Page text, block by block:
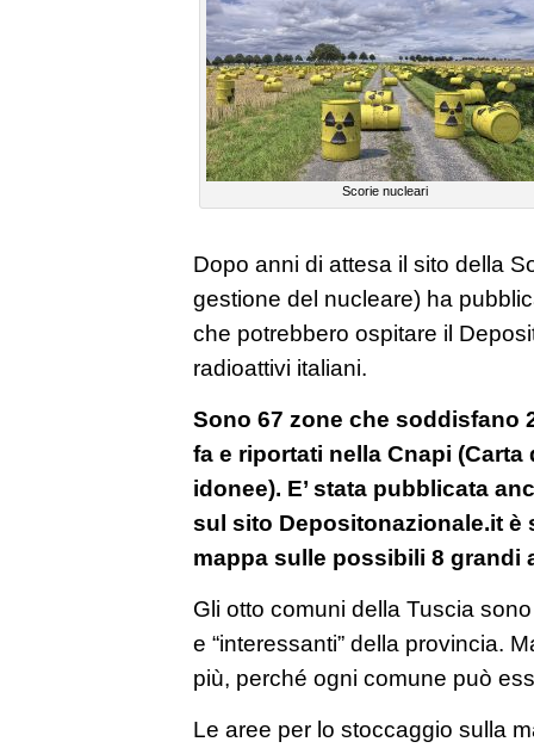
Scorie nucleari
Dopo anni di attesa il sito della
gestione del nucleare) ha
che potrebbero ospitare il
radioattivi italiani.
Sono 67 zone che soddisfano
fa e riportati nella Cnapi
idonee). E’ stata pubblicata
sul sito Depositonazionale.it è
mappa sulle possibili 8 grandi
Gli otto comuni della Tuscia
e “interessanti” della provincia.
più, perché ogni comune può
Le aree per lo stoccaggio sulla